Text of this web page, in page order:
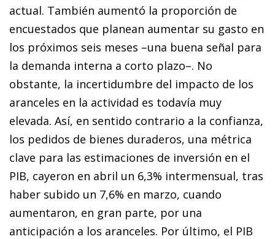
actual. También aumentó la proporción de
encuestados que planean aumentar su gasto en
los próximos seis meses –una buena señal para
la demanda interna a corto plazo–. No
obstante, la incertidumbre del impacto de los
aranceles en la actividad es todavía muy
elevada. Así, en sentido contrario a la confianza,
los pedidos de bienes duraderos, una métrica
clave para las estimaciones de inversión en el
PIB, cayeron en abril un 6,3% intermensual, tras
haber subido un 7,6% en marzo, cuando
aumentaron, en gran parte, por una
anticipación a los aranceles. Por último, el PIB